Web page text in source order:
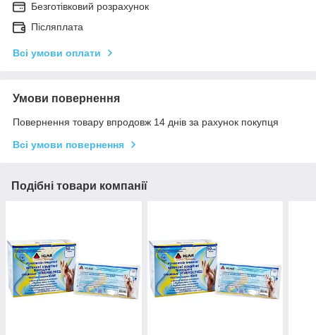
Безготівковий розрахунок
Післяплата
Всі умови оплати
Умови повернення
Повернення товару впродовж 14 днів за рахунок покупця
Всі умови повернення
Подібні товари компанії